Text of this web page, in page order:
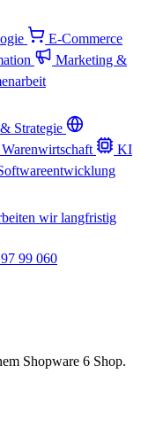
E-Commerce
Marketing &
Strategie
KI
wir langfristig
99 060
Shopware 6 Shop.